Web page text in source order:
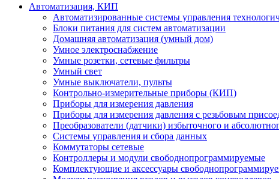
Автоматизация, КИП
Автоматизированные системы управления
Блоки питания для систем автоматизации
Домашняя автоматизация (умный дом)
Умное электроснабжение
Умные розетки, сетевые фильтры
Умный свет
Умные выключатели, пульты
Контрольно-измерительные приборы (КИП)
Приборы для измерения давления
Приборы для измерения давления с резьбовым
Преобразователи (датчики) избыточного и
Системы управления и сбора данных
Коммутаторы сетевые
Контроллеры и модули свободнопрограммируемые
Комплектующие и аксессуары